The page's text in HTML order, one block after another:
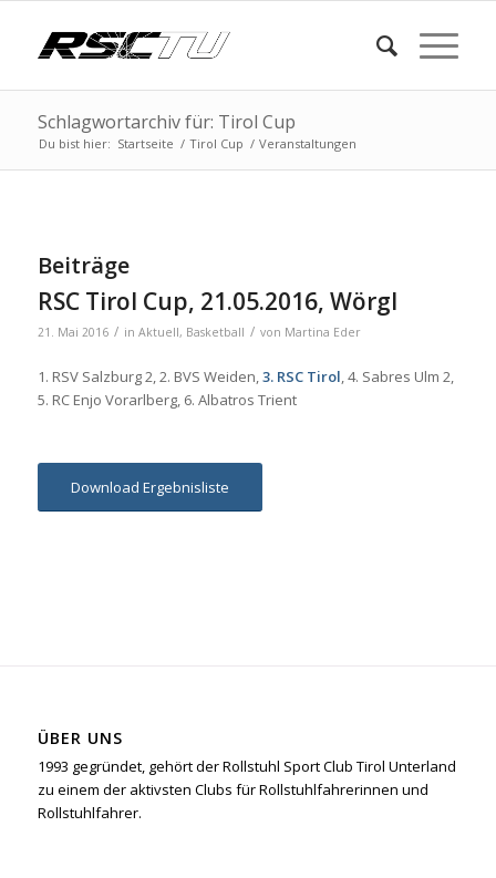
Schlagwortarchiv für: Tirol Cup
Du bist hier: Startseite / Tirol Cup / Veranstaltungen
Beiträge
RSC Tirol Cup, 21.05.2016, Wörgl
21. Mai 2016 / in Aktuell, Basketball / von Martina Eder
1. RSV Salzburg 2, 2. BVS Weiden,3. RSC Tirol, 4. Sabres Ulm 2,
5. RC Enjo Vorarlberg, 6. Albatros Trient
Download Ergebnisliste
ÜBER UNS
1993 gegründet, gehört der Rollstuhl Sport Club Tirol Unterland
zu einem der aktivsten Clubs für Rollstuhlfahrerinnen und
Rollstuhlfahrer.